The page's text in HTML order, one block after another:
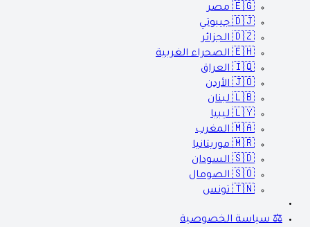
🇪🇬 مصر
🇩🇯 جيبوتي
🇩🇿 الجزائر
🇪🇭 الصحراء الغربية
🇮🇶 العراق
🇯🇴 الأردن
🇱🇧 لبنان
🇱🇾 ليبيا
🇲🇦 المغرب
🇲🇷 موريتانيا
🇸🇩 السودان
🇸🇴 الصومال
🇹🇳 تونس
⚖️ سياسة الخصوصية